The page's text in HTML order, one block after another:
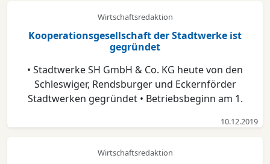
Wirtschaftsredaktion
Kooperationsgesellschaft der Stadtwerke ist
gegründet
• Stadtwerke SH GmbH & Co. KG heute von den
Schleswiger, Rendsburger und Eckernförder
Stadtwerken gegründet • Betriebsbeginn am 1.
180 Millionen Euro Umsatz unter einem Dach
November 2019 wurde die Grün...
10.12.2019
Wirtschaftsredaktion